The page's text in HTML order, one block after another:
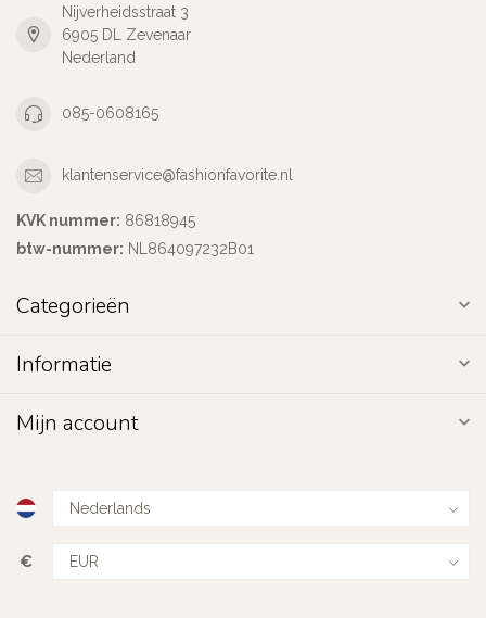
Nijverheidsstraat 3
6905 DL Zevenaar
Nederland
085-0608165
klantenservice@fashionfavorite.nl
KVK nummer: 86818945
btw-nummer: NL864097232B01
Categorieën
Informatie
Mijn account
€